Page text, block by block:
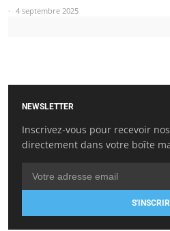
4 septembre 2025
NEWSLETTER
Inscrivez-vous pour recevoir
directement dans votre boîte